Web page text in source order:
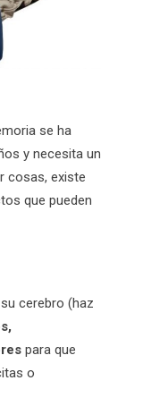
se ha
y necesita un
cosas, existe
que pueden
cerebro (haz
para que
o